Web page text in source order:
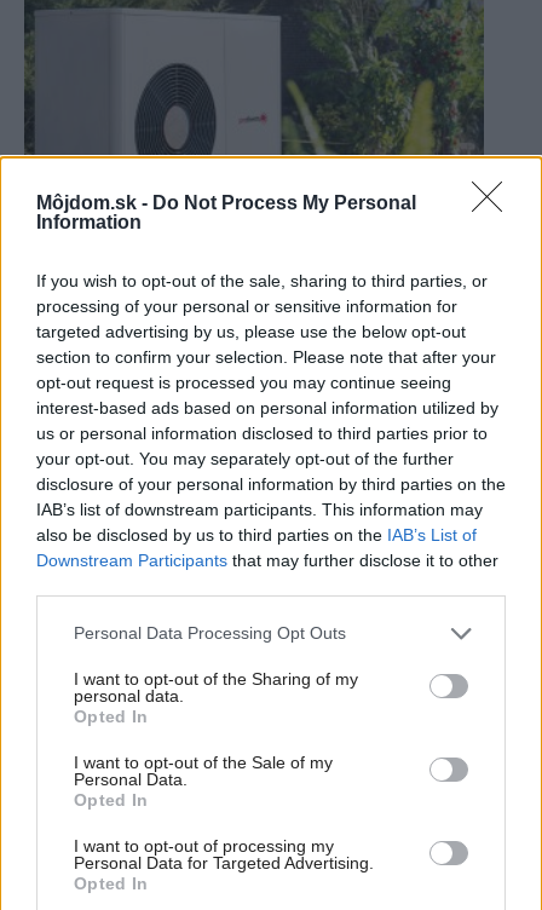
Môjdom.sk - Do Not Process My Personal
Information
If you wish to opt-out of the sale, sharing to third parties, or
processing of your personal or sensitive information for
targeted advertising by us, please use the below opt-out
section to confirm your selection. Please note that after your
opt-out request is processed you may continue seeing
interest-based ads based on personal information utilized by
us or personal information disclosed to third parties prior to
your opt-out. You may separately opt-out of the further
disclosure of your personal information by third parties on the
IAB’s list of downstream participants. This information may
also be disclosed by us to third parties on the IAB’s List of
Downstream Participants that may further disclose it to other
Please note that this website/app uses one or more Google
not limited to your visit or usage behaviour. You may click to
grant or deny consent to Google and its third-party tags to
use your data for below specified purposes in below Google
consent section.
Personal Data Processing Opt Outs
I want to opt-out of the Sharing of my
personal data.
Opted In
I want to opt-out of the Sale of my
Personal Data.
Opted In
I want to opt-out of processing my
Personal Data for Targeted Advertising.
Opted In
Ako si vybrať kvalitné tepelné čerpadlo?
Urob si sám
Zabezpečí vám teplo, chladenie i teplú vodu!
Poznáte aj ostatné výhody tepelného čerpadla
vzduch/voda?